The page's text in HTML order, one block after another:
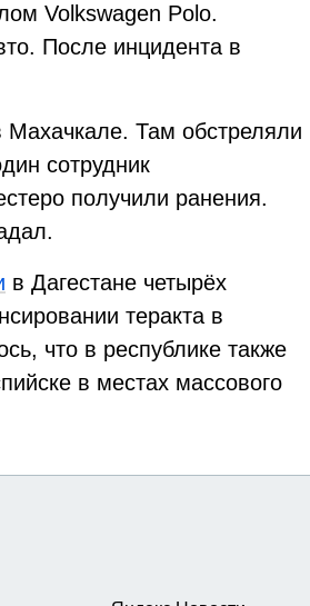
Volkswagen Polo.
После инцидента в
Там обстреляли
сотрудник
получили ранения.
в Дагестане четырёх
теракта в
что в республике также
в местах массового